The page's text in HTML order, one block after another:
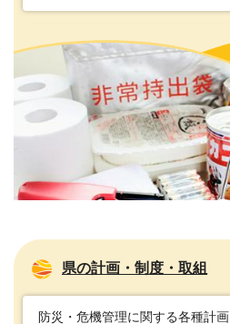
県の計画・制度・取組
防災・危機管理に関する各種計画